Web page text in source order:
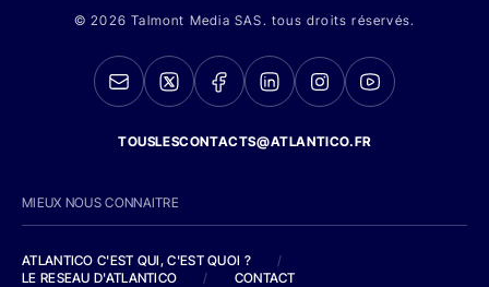
© 2026 Talmont Media SAS. tous droits réservés.
TOUSLESCONTACTS@ATLANTICO.FR
MIEUX NOUS CONNAITRE
ATLANTICO C'EST QUI, C'EST QUOI ?
/
LE RESEAU D'ATLANTICO
/ CONTACT